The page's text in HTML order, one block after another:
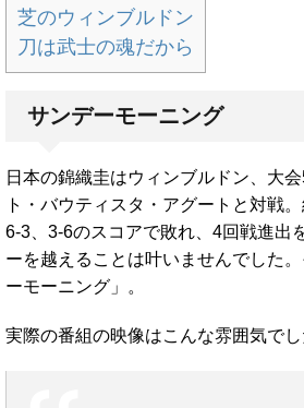
芝のウィンブルドン
刀は武士の魂だから
サンデーモーニング
日本の錦織圭はウィンブルドン、大
ト・バウティスタ・アグートと対戦
6-3、3-6のスコアで敗れ、4回戦進出
ーを越えることは叶いませんでした
ーモーニング」。
実際の番組の映像はこんな雰囲気でし